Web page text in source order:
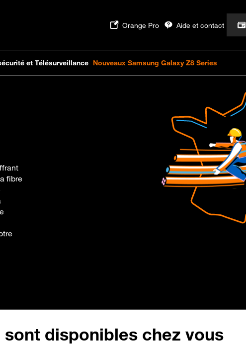
fibre
disponibles chez vous